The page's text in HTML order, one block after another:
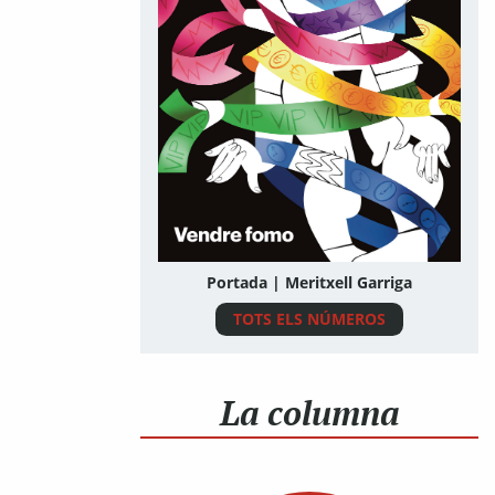
Portada | Meritxell Garriga
TOTS ELS NÚMEROS
La columna